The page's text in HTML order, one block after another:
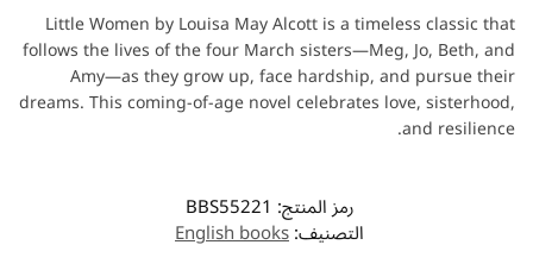
Little Women by Louisa May Alcott is a timeless classic that
follows the lives of the four March sisters—Meg, Jo, Beth, and
Amy—as they grow up, face hardship, and pursue their
dreams. This coming-of-age novel celebrates love, sisterhood,
and resilience.
رمز المنتج: BBS55221
التصنيف:English books